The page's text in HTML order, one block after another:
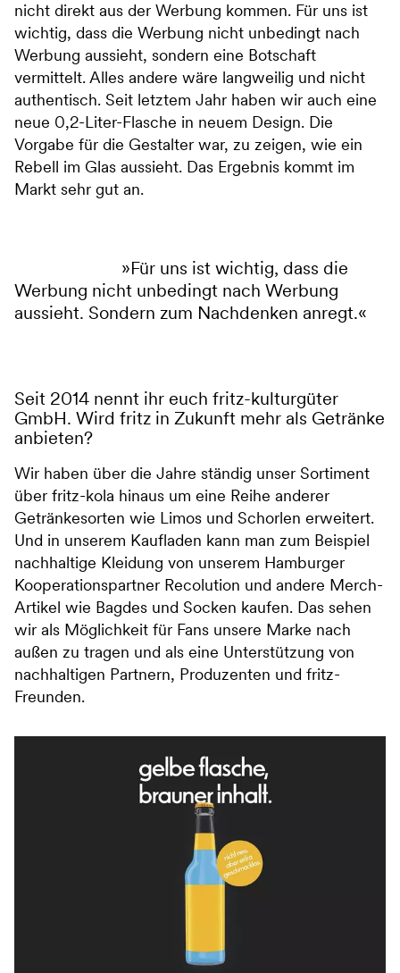
nicht direkt aus der Werbung kommen. Für uns ist
wichtig, dass die Werbung nicht unbedingt nach
Werbung aussieht, sondern eine Botschaft
vermittelt. Alles andere wäre langweilig und nicht
authentisch. Seit letztem Jahr haben wir auch eine
neue 0,2-Liter-Flasche in neuem Design. Die
Vorgabe für die Gestalter war, zu zeigen, wie ein
Rebell im Glas aussieht. Das Ergebnis kommt im
Markt sehr gut an.
Für uns ist wichtig, dass die
Werbung nicht unbedingt nach Werbung
aussieht. Sondern zum Nachdenken anregt.
Seit 2014 nennt ihr euch fritz-kulturgüter
GmbH. Wird fritz in Zukunft mehr als Getränke
anbieten?
Wir haben über die Jahre ständig unser Sortiment
über fritz-kola hinaus um eine Reihe anderer
Getränkesorten wie Limos und Schorlen erweitert.
Und in unserem Kaufladen kann man zum Beispiel
nachhaltige Kleidung von unserem Hamburger
Kooperationspartner Recolution und andere Merch-
Artikel wie Bagdes und Socken kaufen. Das sehen
wir als Möglichkeit für Fans unsere Marke nach
außen zu tragen und als eine Unterstützung von
nachhaltigen Partnern, Produzenten und fritz-
Freunden.